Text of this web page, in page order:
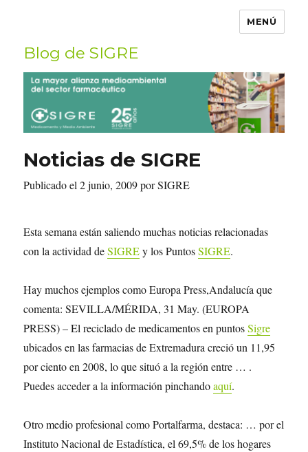
MENÚ
Blog de SIGRE
Buscar
por:
Noticias de SIGRE
Publicado el 2 junio, 2009 por SIGRE
Esta semana están saliendo muchas noticias relacionadas
con la actividad deSIGREy los PuntosSIGRE.
Hay muchos ejemplos como Europa Press,Andalucía que
comenta: SEVILLA/MÉRIDA, 31 May. (EUROPA
PRESS) – El reciclado de medicamentos en puntosSigre
ubicados en las farmacias de Extremadura creció un 11,95
por ciento en 2008, lo que situó a la región entre … .
Puedes acceder a la información pinchandoaquí.
Otro medio profesional como Portalfarma, destaca: … por el
Instituto Nacional de Estadística, el 69,5% de los hogares